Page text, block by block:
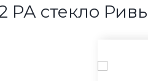
РА стекло